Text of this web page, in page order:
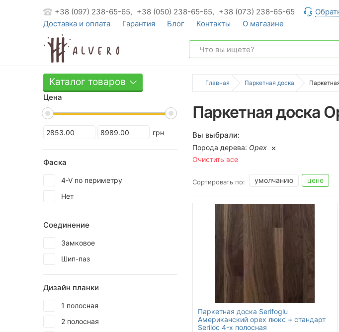
+38 (097) 238-65-65, +38 (050) 238-65-65, +38 (073) 238-65-65
Доставка и оплата
Гарантия Блог Контакты О магазине
Каталог товаров
Цена
грн
Фаска
4-V по периметру
Нет
Соединение
Замковое
Шип-паз
Дизайн планки
1 полосная
2 полосная
Главная Паркетная доска
Паркетная доска
Вы выбрали:
Порода дерева: Орех
Очистить все
Сортировать по: умолчанию цене
Паркетная доска Serifoglu
Американский орех люкс + стандарт
Seriloc 4-х полосная